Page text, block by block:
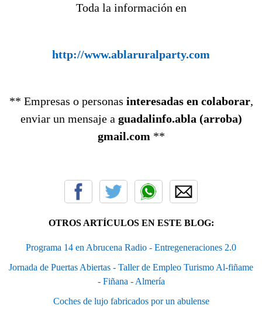
Toda la información en
http://www.ablaruralparty.com
** Empresas o personas interesadas en colaborar,
enviar un mensaje a guadalinfo.abla (arroba)
gmail.com **
OTROS ARTÍCULOS EN ESTE BLOG:
Programa 14 en Abrucena Radio - Entregeneraciones 2.0
Jornada de Puertas Abiertas - Taller de Empleo Turismo Al-fiñame
- Fiñana - Almería
Coches de lujo fabricados por un abulense